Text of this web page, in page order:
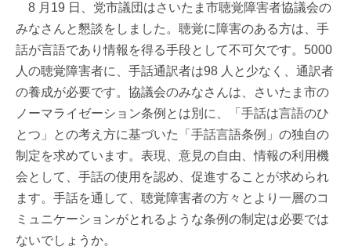
8 月19 日、党市議団はさいたま市聴覚障害者協議会の
みなさんと懇談をしました。聴覚に障害のある方は、手
話が言語であり情報を得る手段として不可欠です。5000
人の聴覚障害者に、手話通訳者は98 人と少なく、通訳者
の養成が必要です。協議会のみなさんは、さいたま市の
ノーマライゼーション条例とは別に、「手話は言語のひ
とつ」との考え方に基づいた「手話言語条例」の独自の
制定を求めています。表現、意見の自由、情報の利用機
会として、手話の使用を認め、促進することが求められ
ます。手話を通して、聴覚障害者の方々とより一層のコ
ミュニケーションがとれるような条例の制定は必要では
ないでしょうか。